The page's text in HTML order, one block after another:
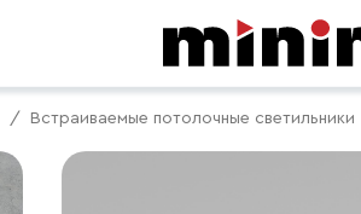
Встраиваемые потолочные светильники